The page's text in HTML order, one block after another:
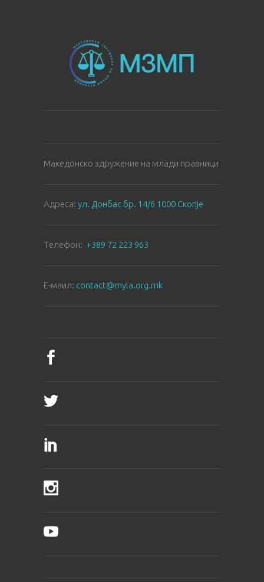
Македонско здружение на млади правници
Aдреса: ул. Донбас бр. 14/6 1000 Скопје
Tелефон: +389 72 223 963
E-маил: contact@myla.org.mk